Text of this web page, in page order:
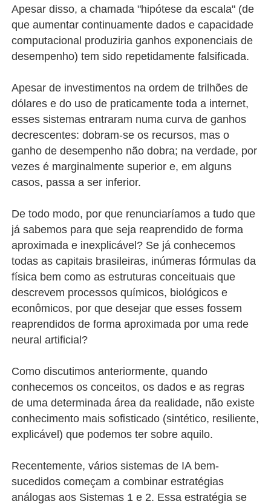
Apesar disso, a chamada "hipótese da escala" (de
que aumentar continuamente dados e capacidade
computacional produziria ganhos exponenciais de
desempenho) tem sido repetidamente falsificada.
Apesar de investimentos na ordem de trilhões de
dólares e do uso de praticamente toda a internet,
esses sistemas entraram numa curva de ganhos
decrescentes: dobram-se os recursos, mas o
ganho de desempenho não dobra; na verdade, por
vezes é marginalmente superior e, em alguns
casos, passa a ser inferior.
De todo modo, por que renunciaríamos a tudo que
já sabemos para que seja reaprendido de forma
aproximada e inexplicável? Se já conhecemos
todas as capitais brasileiras, inúmeras fórmulas da
física bem como as estruturas conceituais que
descrevem processos químicos, biológicos e
econômicos, por que desejar que esses fossem
reaprendidos de forma aproximada por uma rede
neural artificial?
Como discutimos anteriormente, quando
conhecemos os conceitos, os dados e as regras
de uma determinada área da realidade, não existe
conhecimento mais sofisticado (sintético, resiliente,
explicável) que podemos ter sobre aquilo.
Recentemente, vários sistemas de IA bem-
sucedidos começam a combinar estratégias
análogas aos Sistemas 1 e 2. Essa estratégia se